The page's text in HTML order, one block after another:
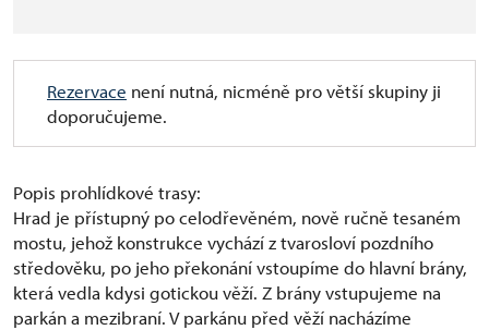
Rezervace není nutná, nicméně pro větší skupiny ji
doporučujeme.
Popis prohlídkové trasy:
Hrad je přístupný po celodřevěném, nově ručně tesaném
mostu, jehož konstrukce vychází z tvarosloví pozdního
středověku, po jeho překonání vstoupíme do hlavní brány,
která vedla kdysi gotickou věží. Z brány vstupujeme na
parkán a mezibraní. V parkánu před věží nacházíme